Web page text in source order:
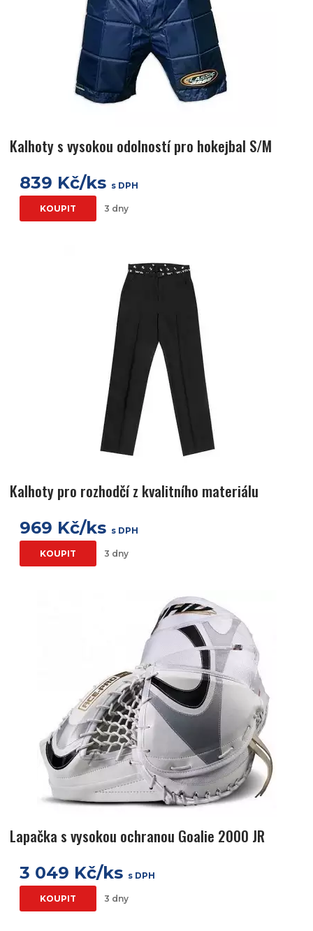
Kalhoty s vysokou odolností pro hokejbal S/M
839 Kč/ks s DPH
KOUPIT 3 dny
Kalhoty pro rozhodčí z kvalitního materiálu
969 Kč/ks s DPH
KOUPIT 3 dny
Lapačka s vysokou ochranou Goalie 2000 JR
3 049 Kč/ks s DPH
KOUPIT 3 dny